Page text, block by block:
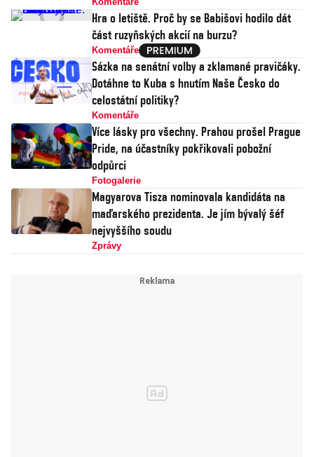
Hra o letiště. Proč by se Babišovi hodilo dát
část ruzyňských akcií na burzu?
Komentáře
Sázka na senátní volby a zklamané pravičáky.
Dotáhne to Kuba s hnutím Naše Česko do
celostátní politiky?
Komentáře
Více lásky pro všechny. Prahou prošel Prague
Pride, na účastníky pokřikovali pobožní
odpůrci
Fotogalerie
Magyarova Tisza nominovala kandidáta na
maďarského prezidenta. Je jím bývalý šéf
nejvyššího soudu
Zprávy